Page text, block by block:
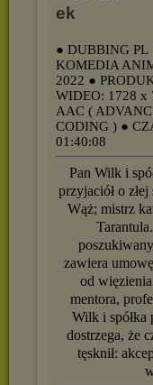
● DUBBING PL
KOMEDIA
2022 ●
WIDEO: 1728 x
AAC (
CODING ) ●
01:40:08
Pan Wilk i
przyjaciół o
Wąż; mistrz
zawiera
od
mentora,
Wilk i spółka
dostrzega, że
tęsknił: